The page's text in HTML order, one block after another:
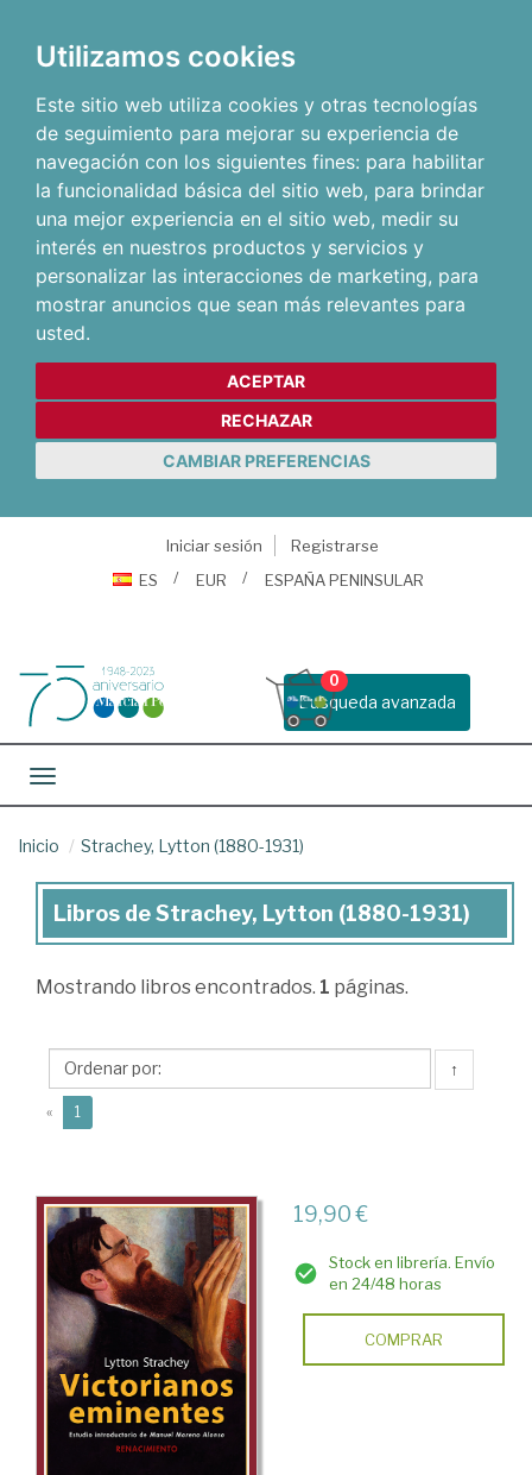
Utilizamos cookies
Este sitio web utiliza cookies y otras tecnologías
de seguimiento para mejorar su experiencia de
navegación con los siguientes fines: para habilitar
la funcionalidad básica del sitio web, para brindar
una mejor experiencia en el sitio web, medir su
interés en nuestros productos y servicios y
personalizar las interacciones de marketing, para
mostrar anuncios que sean más relevantes para
usted.
ACEPTAR
RECHAZAR
CAMBIAR PREFERENCIAS
Iniciar sesión
Registrarse
ES
EUR ESPAÑA PENINSULAR
Busqueda avanzada
0
Toggle navigation
Inicio Strachey, Lytton (1880-1931)
Libros
Strachey,
(1880-
1931)
Libros de Strachey, Lytton (1880-1931)
Mostrando libros encontrados. 1 páginas.
↑
« 1
19,90 €
Stock en librería. Envío
en 24/48 horas
COMPRAR